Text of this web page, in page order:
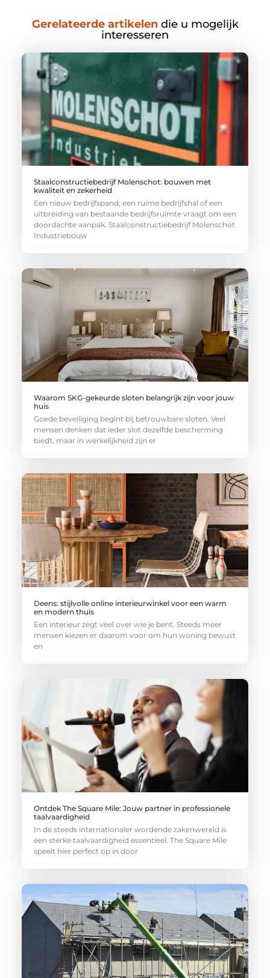
Gerelateerde artikelendie u mogelijk
interesseren
Staalconstructiebedrijf Molenschot: bouwen met
kwaliteit en zekerheid
Een nieuw bedrijfspand, een ruime bedrijfshal of een
uitbreiding van bestaande bedrijfsruimte vraagt om een
doordachte aanpak. Staalconstructiebedrijf Molenschot
Industriebouw
Waarom SKG-gekeurde sloten belangrijk zijn voor jouw
huis
Goede beveiliging begint bij betrouwbare sloten. Veel
mensen denken dat ieder slot dezelfde bescherming
biedt, maar in werkelijkheid zijn er
Deens: stijlvolle online interieurwinkel voor een warm
en modern thuis
Een interieur zegt veel over wie je bent. Steeds meer
mensen kiezen er daarom voor om hun woning bewust
en
Ontdek The Square Mile: Jouw partner in professionele
taalvaardigheid
In de steeds internationaler wordende zakenwereld is
een sterke taalvaardigheid essentieel. The Square Mile
speelt hier perfect op in door